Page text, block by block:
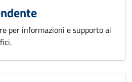
per informazioni e supporto ai